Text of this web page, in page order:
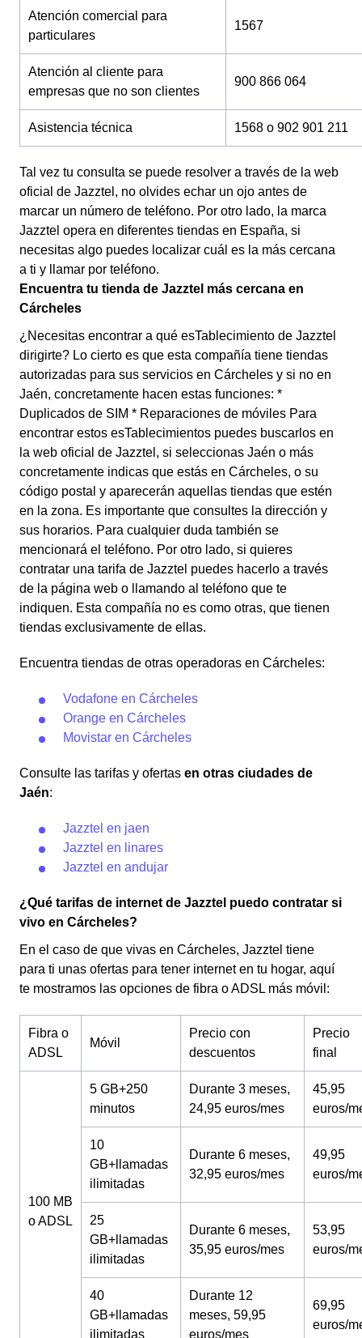
Atención comercial para
particulares
1567
Atención al cliente para
empresas que no son clientes
900 866 064
Asistencia técnica 1568 o 902 901 211
Tal vez tu consulta se puede resolver a través de la web
oficial de Jazztel, no olvides echar un ojo antes de
marcar un número de teléfono. Por otro lado, la marca
Jazztel opera en diferentes tiendas en España, si
necesitas algo puedes localizar cuál es la más cercana
a ti y llamar por teléfono.
Encuentra tu tienda de Jazztel más cercana en
Cárcheles
¿Necesitas encontrar a qué esTablecimiento de Jazztel
dirigirte? Lo cierto es que esta compañía tiene tiendas
autorizadas para sus servicios en Cárcheles y si no en
Jaén, concretamente hacen estas funciones: *
Duplicados de SIM * Reparaciones de móviles Para
encontrar estos esTablecimientos puedes buscarlos en
la web oficial de Jazztel, si seleccionas Jaén o más
concretamente indicas que estás en Cárcheles, o su
código postal y aparecerán aquellas tiendas que estén
en la zona. Es importante que consultes la dirección y
sus horarios. Para cualquier duda también se
mencionará el teléfono. Por otro lado, si quieres
contratar una tarifa de Jazztel puedes hacerlo a través
de la página web o llamando al teléfono que te
indiquen. Esta compañía no es como otras, que tienen
tiendas exclusivamente de ellas.
Encuentra tiendas de otras operadoras en Cárcheles:
Vodafone en Cárcheles
Orange en Cárcheles
Movistar en Cárcheles
Consulte las tarifas y ofertas en otras ciudades de
Jaén:
Jazztel en jaen
Jazztel en linares
Jazztel en andujar
¿Qué tarifas de internet de Jazztel puedo contratar si
vivo en Cárcheles?
En el caso de que vivas en Cárcheles, Jazztel tiene
para ti unas ofertas para tener internet en tu hogar, aquí
te mostramos las opciones de fibra o ADSL más móvil:
Fibra o
ADSL
Móvil
Precio con
descuentos
Precio
final
100 MB
o ADSL
5 GB+250
minutos
Durante 3 meses,
24,95 euros/mes
45,95
euros/
10
GB+llamadas
ilimitadas
Durante 6 meses,
32,95 euros/mes
49,95
euros/
25
GB+llamadas
ilimitadas
Durante 6 meses,
35,95 euros/mes
53,95
euros/
40
GB+llamadas
ilimitadas
Durante 12
meses, 59,95
euros/mes
69,95
euros/